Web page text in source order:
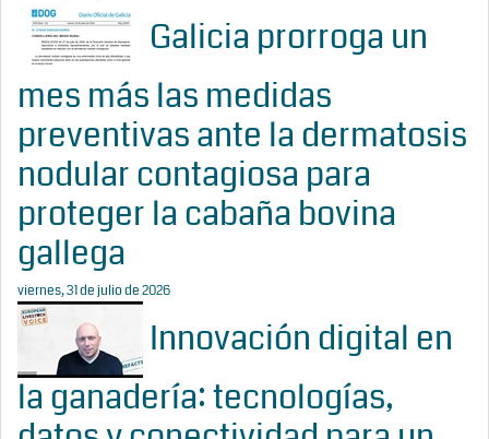
Galicia prorroga un
mes más las medidas
preventivas ante la dermatosis
nodular contagiosa para
proteger la cabaña bovina
gallega
viernes, 31 de julio de 2026
Innovación digital en
la ganadería: tecnologías,